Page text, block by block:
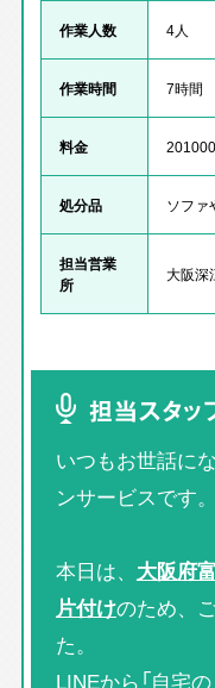
作業人数 4人
作業時間 7時間
料金
処分品 ソファ
担当営業
所
大阪深
担当スタッ
いつもお世話に
ンサービスです。
本日は、 大阪府
片付けのため、
た。
LINEから「自宅